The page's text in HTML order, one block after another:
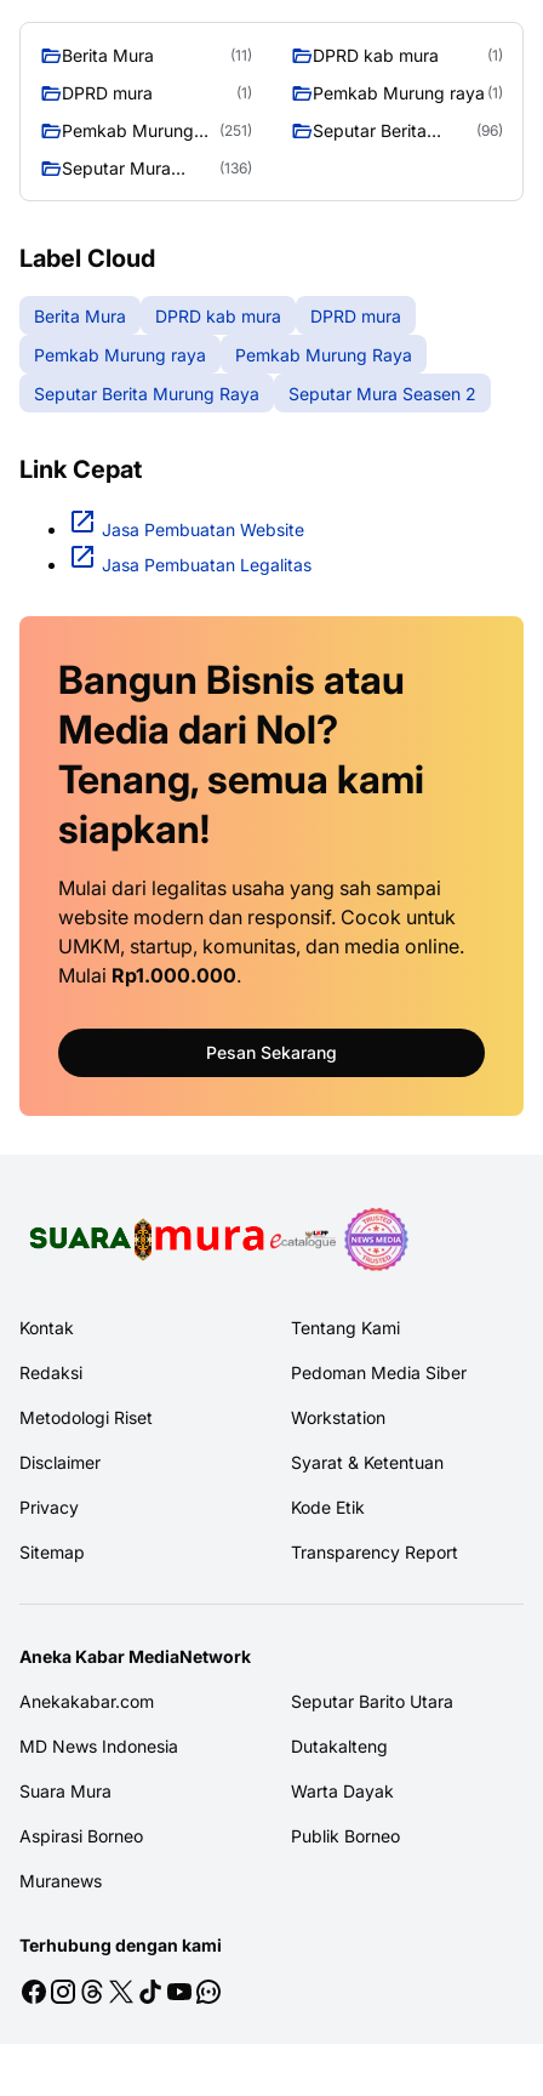
Berita Mura (11) DPRD kab mura (1)
DPRD mura (1) Pemkab Murung raya (1)
Pemkab Murung
(251)
Seputar Berita
(96)
Seputar Mura
(136)
Label Cloud
Berita Mura DPRD kab mura
DPRD mura
Pemkab Murung raya
Pemkab Murung Raya
Seputar Berita Murung Raya
Seputar Mura Seasen 2
Link Cepat
Jasa Pembuatan Website
Jasa Pembuatan Legalitas
Bangun Bisnis atau
Media dari Nol?
Tenang, semua kami
siapkan!
Mulai dari legalitas usaha yang sah sampai
website modern dan responsif. Cocok untuk
UMKM, startup, komunitas, dan media online.
Mulai Rp1.000.000.
Pesan Sekarang
Kontak Tentang Kami
Redaksi Pedoman Media Siber
Metodologi Riset Workstation
Disclaimer Syarat & Ketentuan
Privacy Kode Etik
Sitemap Transparency Report
Aneka Kabar MediaNetwork
Anekakabar.com Seputar Barito Utara
MD News Indonesia Dutakalteng
Suara Mura Warta Dayak
Aspirasi Borneo Publik Borneo
Muranews
Terhubung dengan kami